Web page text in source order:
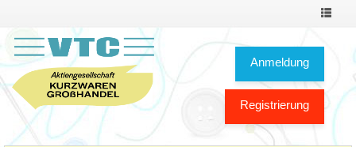
Toggle
Anmeldung
Registrierung